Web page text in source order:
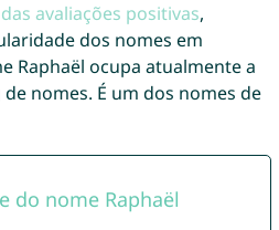
avaliações positivas,
dos nomes em
Raphaël ocupa atualmente a
nomes. É um dos nomes de